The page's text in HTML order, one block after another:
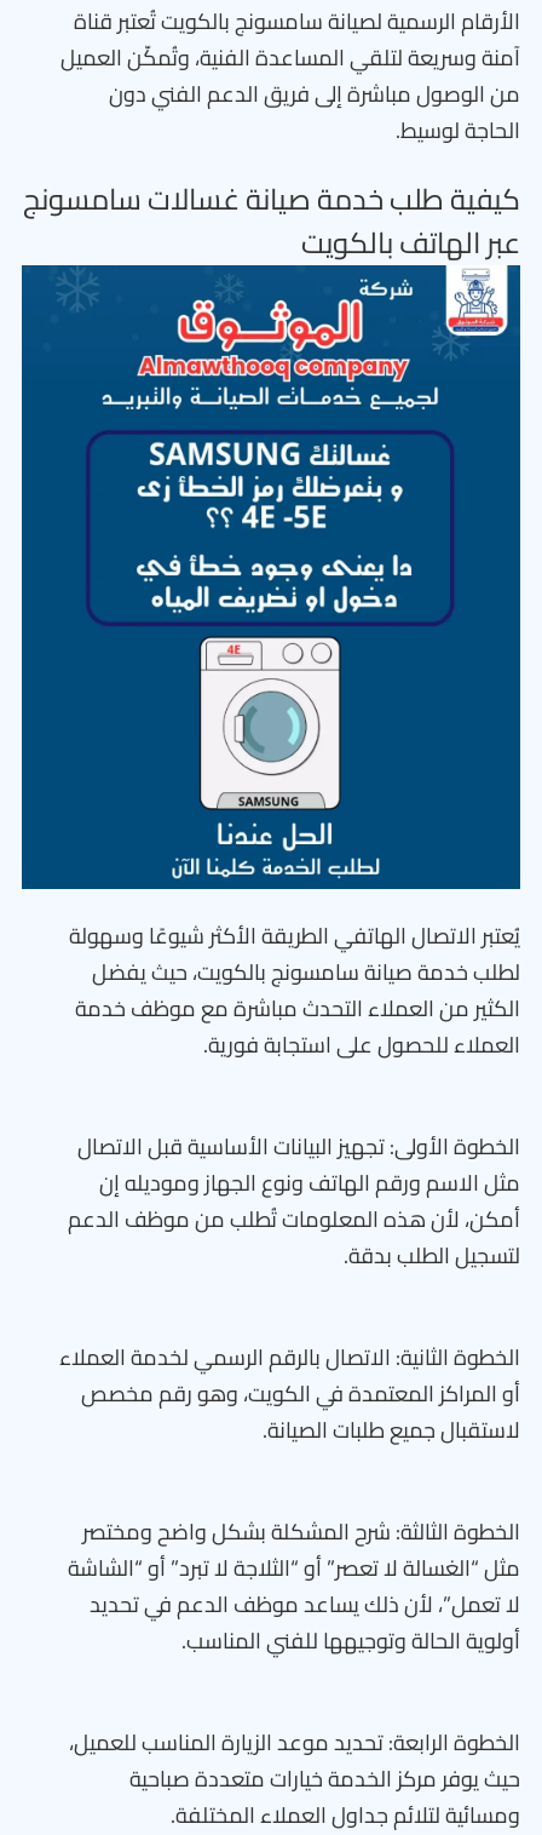
الأرقام الرسمية لصيانة سامسونج بالكويت تُعتبر قناة
آمنة وسريعة لتلقي المساعدة الفنية، وتُمكّن العميل
من الوصول مباشرة إلى فريق الدعم الفني دون
الحاجة لوسيط.
كيفية طلب خدمة صيانة غسالات سامسونج
عبر الهاتف بالكويت
يُعتبر الاتصال الهاتفي الطريقة الأكثر شيوعًا وسهولة
لطلب خدمة صيانة سامسونج بالكويت، حيث يفضل
الكثير من العملاء التحدث مباشرة مع موظف خدمة
العملاء للحصول على استجابة فورية.
الخطوة الأولى: تجهيز البيانات الأساسية قبل الاتصال
مثل الاسم ورقم الهاتف ونوع الجهاز وموديله إن
أمكن، لأن هذه المعلومات تُطلب من موظف الدعم
لتسجيل الطلب بدقة.
الخطوة الثانية: الاتصال بالرقم الرسمي لخدمة العملاء
أو المراكز المعتمدة في الكويت، وهو رقم مخصص
لاستقبال جميع طلبات الصيانة.
الخطوة الثالثة: شرح المشكلة بشكل واضح ومختصر
مثل “الغسالة لا تعصر” أو “الثلاجة لا تبرد” أو “الشاشة
لا تعمل”، لأن ذلك يساعد موظف الدعم في تحديد
أولوية الحالة وتوجيهها للفني المناسب.
الخطوة الرابعة: تحديد موعد الزيارة المناسب للعميل،
حيث يوفر مركز الخدمة خيارات متعددة صباحية
ومسائية لتلائم جداول العملاء المختلفة.